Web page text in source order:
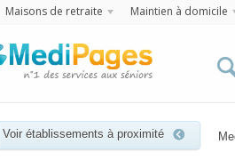
Maisons de retraite Maintien à domicile
Voir établissements à proximité